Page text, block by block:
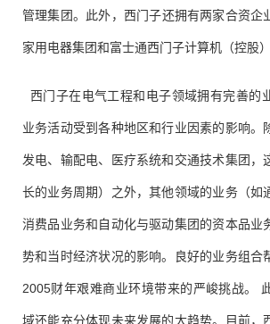
管理集团。此外，西门子还拥有两家合资
家用电器集团和富士通西门子计算机（控股
西门子在电气工程和电子领域拥有完善的
业务活动受到各种地区和行业因素的影响。
发电、输配电、医疗系统和交通技术集团，
长的业务周期）之外，其他领域的业务（如
消费品业务和自动化与驱动集团的资本品业
势和当时经济状况的影响。良好的业务组合
2005财年艰难商业环境带来的严峻挑战。
域还能充分体现未来发展的大趋势。目前，